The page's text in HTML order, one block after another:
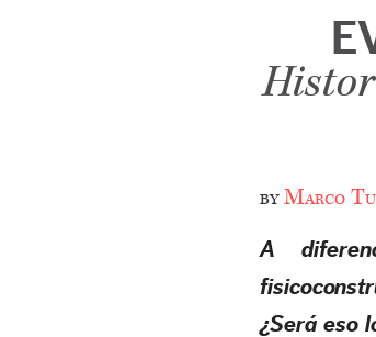
byMarco
A
¿Será eso